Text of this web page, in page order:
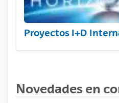
Proyectos I+D
Novedades en